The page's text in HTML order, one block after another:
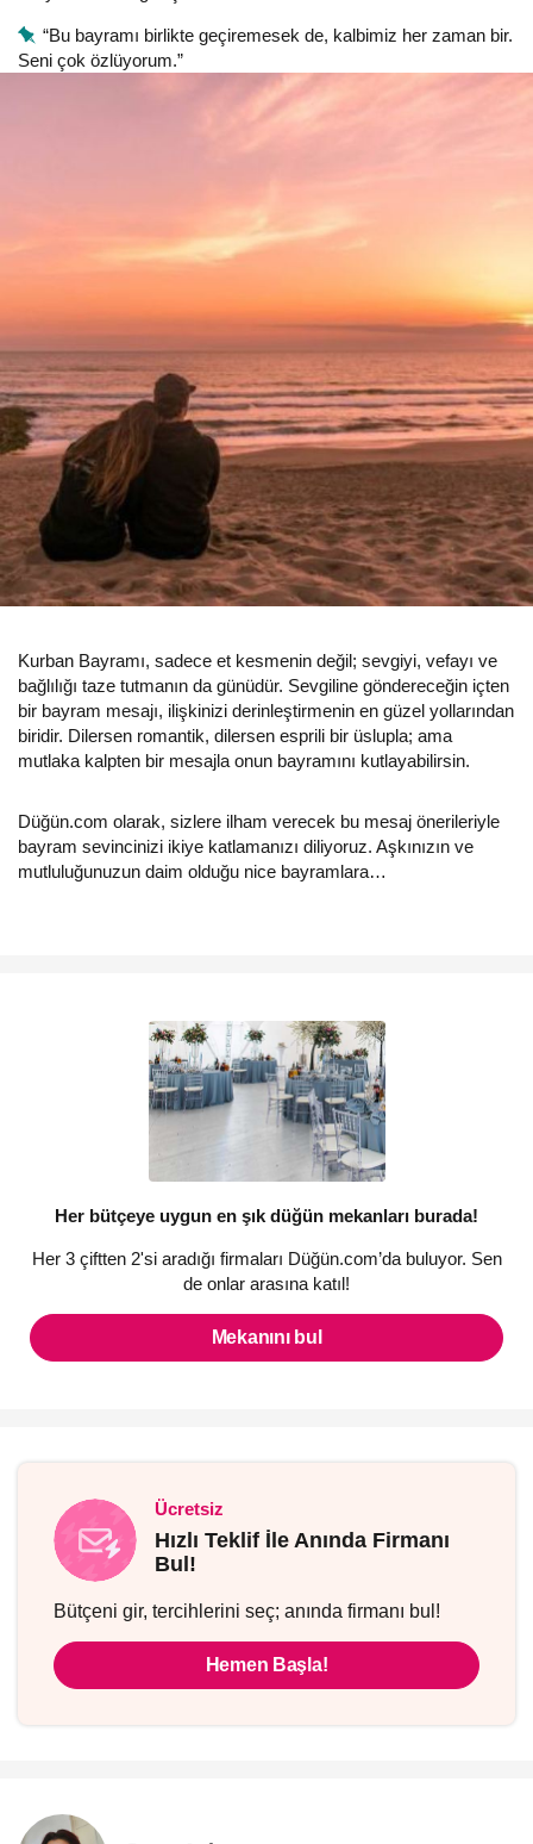
“Bu bayramı birlikte geçiremesek de, kalbimiz her zaman bir.
Seni çok özlüyorum.”
Kurban Bayramı, sadece et kesmenin değil; sevgiyi, vefayı ve
bağlılığı taze tutmanın da günüdür. Sevgiline göndereceğin içten
bir bayram mesajı, ilişkinizi derinleştirmenin en güzel yollarından
biridir. Dilersen romantik, dilersen esprili bir üslupla; ama
mutlaka kalpten bir mesajla onun bayramını kutlayabilirsin.
Düğün.com olarak, sizlere ilham verecek bu mesaj önerileriyle
bayram sevincinizi ikiye katlamanızı diliyoruz. Aşkınızın ve
mutluluğunuzun daim olduğu nice bayramlara…
Her bütçeye uygun en şık düğün mekanları burada!
Her 3 çiftten 2'si aradığı firmaları Düğün.com’da buluyor. Sen
de onlar arasına katıl!
Mekanını bul
Ücretsiz
Hızlı Teklif İle Anında Firmanı
Bul!
Bütçeni gir, tercihlerini seç; anında firmanı bul!
Hemen Başla!